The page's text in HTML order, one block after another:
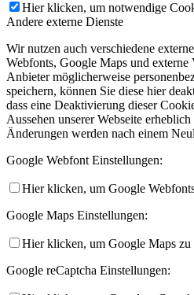
Hier klicken, um notwendige
Andere externe Dienste
Wir nutzen auch verschiedene
Webfonts, Google Maps und externe
Anbieter möglicherweise
speichern, können Sie diese hier
dass eine Deaktivierung dieser
Aussehen unserer Webseite
Änderungen werden nach einem
Google Webfont Einstellungen:
Hier klicken, um Google
Google Maps Einstellungen:
Hier klicken, um Google Maps zu
Google reCaptcha Einstellungen: